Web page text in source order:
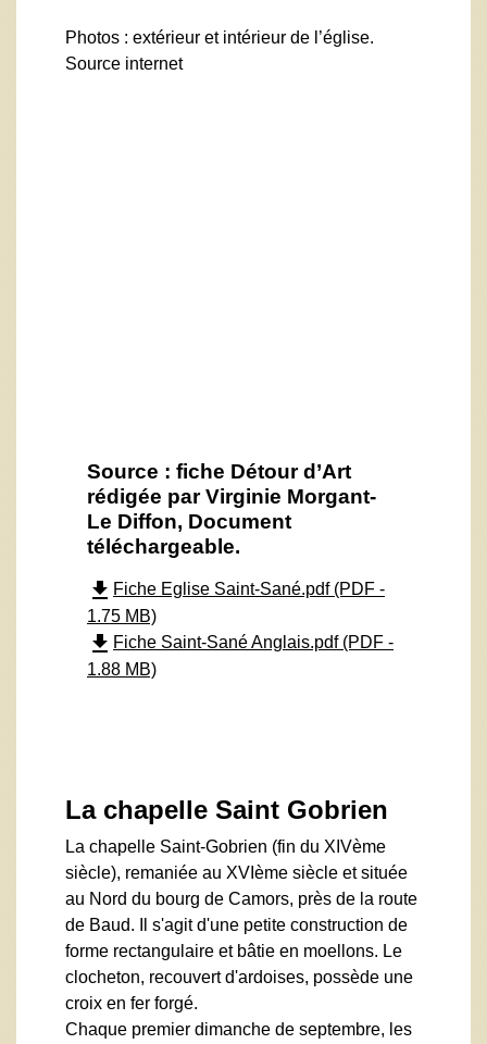
Photos : extérieur et intérieur de l’église.
Source internet
Source : fiche Détour d’Art
rédigée par Virginie Morgant-
Le Diffon, Document
téléchargeable.
file_download Fiche Eglise Saint-Sané.pdf (PDF -
1.75 MB)
file_download Fiche Saint-Sané Anglais.pdf (PDF -
1.88 MB)
La chapelle Saint Gobrien
La chapelle Saint-Gobrien (fin du XIVème
siècle), remaniée au XVIème siècle et située
au Nord du bourg de Camors, près de la route
de Baud. Il s'agit d'une petite construction de
forme rectangulaire et bâtie en moellons. Le
clocheton, recouvert d'ardoises, possède une
croix en fer forgé.
Chaque premier dimanche de septembre, les